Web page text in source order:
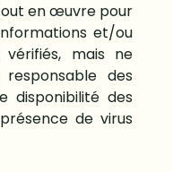
en œuvre pour
et/ou
mais ne
des
disponibilité des
de virus